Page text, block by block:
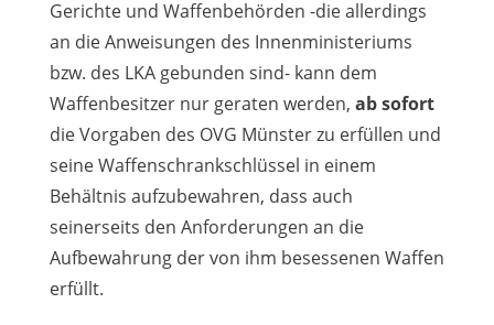
Gerichte und Waffenbehörden -die allerdings
an die Anweisungen des Innenministeriums
bzw. des LKA gebunden sind- kann dem
Waffenbesitzer nur geraten werden, ab sofort
die Vorgaben des OVG Münster zu erfüllen und
seine Waffenschrankschlüssel in einem
Behältnis aufzubewahren, dass auch
seinerseits den Anforderungen an die
Aufbewahrung der von ihm besessenen Waffen
erfüllt.